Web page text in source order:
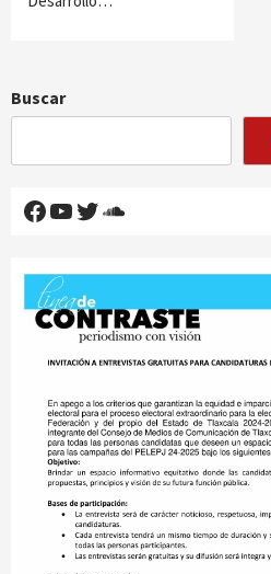
Buscar
Facebook
YouTube
Twitter
SoundCloud